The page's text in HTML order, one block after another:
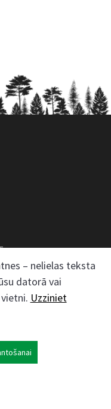
Zaļenieku
3011, Latvija
– nelielas teksta
datorā vai
Uzziniet